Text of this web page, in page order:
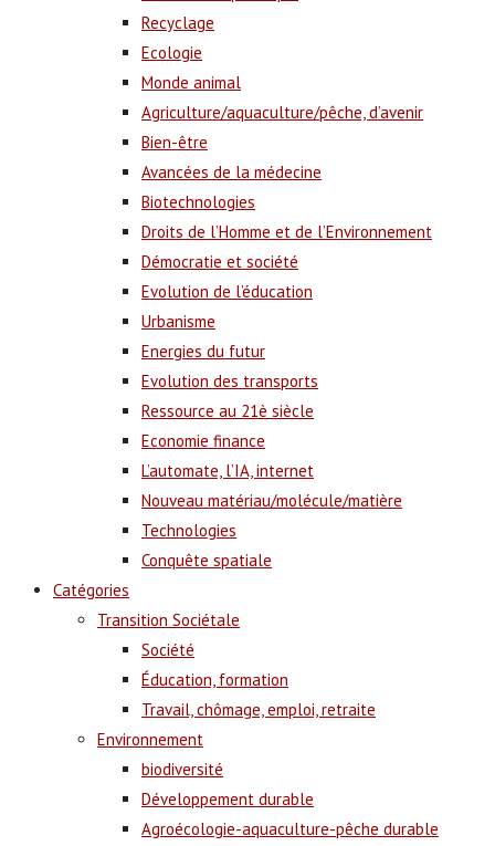
Recyclage
Ecologie
Monde animal
Agriculture/aquaculture/pêche, d’avenir
Bien-être
Avancées de la médecine
Biotechnologies
Droits de l’Homme et de l’Environnement
Démocratie et société
Evolution de l’éducation
Urbanisme
Energies du futur
Evolution des transports
Ressource au 21è siècle
Economie finance
L’automate, l’IA, internet
Nouveau matériau/molécule/matière
Technologies
Conquête spatiale
Catégories
Transition Sociétale
Société
Éducation, formation
Travail, chômage, emploi, retraite
Environnement
biodiversité
Développement durable
Agroécologie-aquaculture-pêche durable